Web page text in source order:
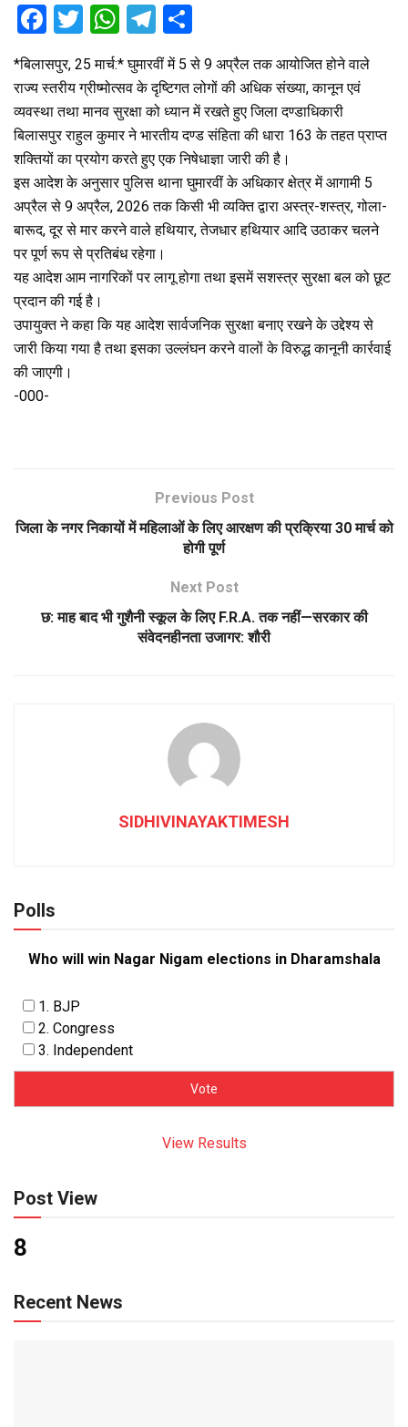
F
ce
b
o
o
k
T
tt
er
W
at
s
A
p
p
T
el
e
gr
a
m
h
ar
e
*बिलासपुर, 25 मार्च:* घुमारवीं में 5 से 9 अप्रैल तक आयोजित होने वाले
राज्य स्तरीय ग्रीष्मोत्सव के दृष्टिगत लोगों की अधिक संख्या, कानून एवं
व्यवस्था तथा मानव सुरक्षा को ध्यान में रखते हुए जिला दण्डाधिकारी
बिलासपुर राहुल कुमार ने भारतीय दण्ड संहिता की धारा 163 के तहत प्राप्त
शक्तियों का प्रयोग करते हुए एक निषेधाज्ञा जारी की है।
इस आदेश के अनुसार पुलिस थाना घुमारवीं के अधिकार क्षेत्र में आगामी 5
अप्रैल से 9 अप्रैल, 2026 तक किसी भी व्यक्ति द्वारा अस्त्र-शस्त्र, गोला-
बारूद, दूर से मार करने वाले हथियार, तेजधार हथियार आदि उठाकर चलने
पर पूर्ण रूप से प्रतिबंध रहेगा।
यह आदेश आम नागरिकों पर लागू होगा तथा इसमें सशस्त्र सुरक्षा बल को छूट
प्रदान की गई है।
उपायुक्त ने कहा कि यह आदेश सार्वजनिक सुरक्षा बनाए रखने के उद्देश्य से
जारी किया गया है तथा इसका उल्लंघन करने वालों के विरुद्ध कानूनी कार्रवाई
की जाएगी।
-000-
Previous Post
जिला के नगर निकायों में महिलाओं के लिए आरक्षण की प्रक्रिया 30 मार्च को
होगी पूर्ण
Next Post
छ: माह बाद भी गुशैनी स्कूल के लिए F.R.A. तक नहीं—सरकार की
संवेदनहीनता उजागर: शौरी
SIDHIVINAYAKTIMESH
Polls
Who will win Nagar Nigam elections in Dharamshala
1. BJP
2. Congress
3. Independent
View Results
Post View
8
Recent News